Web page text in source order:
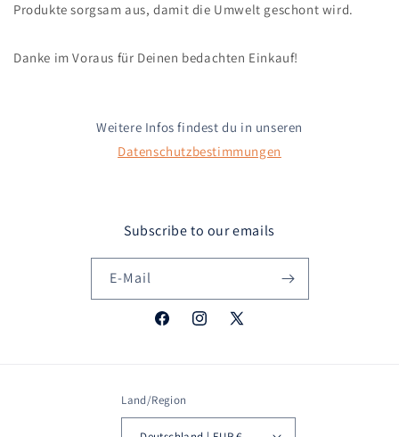
Produkte sorgsam aus, damit die Umwelt geschont wird.
Danke im Voraus für Deinen bedachten Einkauf!
Weitere Infos findest du in unseren
Datenschutzbestimmungen
Subscribe to our emails
E-Mail
FacebookInstagram
X
Land/Region